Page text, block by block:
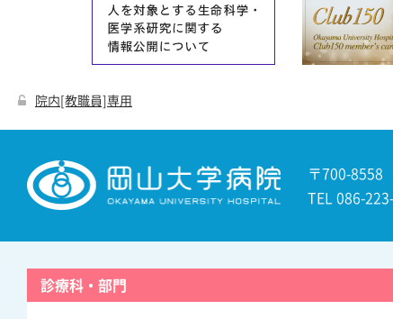
院内[教職員]専用
〒700-8558
TEL 086-
診療科・部門